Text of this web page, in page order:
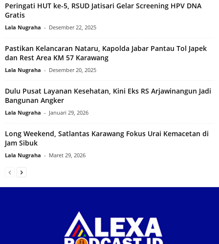
Peringati HUT ke-5, RSUD Jatisari Gelar Screening HPV DNA
Gratis
Lala Nugraha - Desember 22, 2025
Pastikan Kelancaran Nataru, Kapolda Jabar Pantau Tol Japek
dan Rest Area KM 57 Karawang
Lala Nugraha - Desember 20, 2025
Dulu Pusat Layanan Kesehatan, Kini Eks RS Arjawinangun Jadi
Bangunan Angker
Lala Nugraha - Januari 29, 2026
Long Weekend, Satlantas Karawang Fokus Urai Kemacetan di
Jam Sibuk
Lala Nugraha - Maret 29, 2026